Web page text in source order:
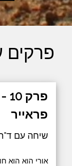
פרקים
פראייר
שיחה עם ד"ר
אורי הוא הוא